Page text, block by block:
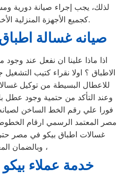
لذلك، يجب إجراء صيانة دورية
كجميع الأجهزة المنزلية الأخرى، للحفاظ عليها.
صيانه غسالة
اذا ماذا علينا ان نفعل عند
الاطباق ؟ اولا نقراء كتيب التشغيل
للاعطال البسيطة من توكيل
وعند التأكد من حتمية وجود عطل
فورا علي رقم الخط الساخن
مصر المعتمد الرسمي ارقام
غسالات اطباق بيكو في مصر
وبالضمان المعتمد ،
خدمة عملاء